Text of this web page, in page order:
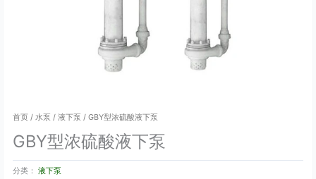
首页 /水泵 /液下泵 / GBY型浓硫酸液下泵
GBY型浓硫酸液下泵
分类：液下泵